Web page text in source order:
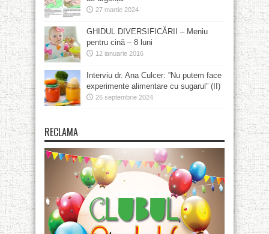
27 martie 2024
GHIDUL DIVERSIFICĂRII – Meniu
pentru cină – 8 luni
12 ianuarie 2016
Interviu dr. Ana Culcer: ”Nu putem face
experimente alimentare cu sugarul” (II)
26 septembrie 2024
RECLAMA